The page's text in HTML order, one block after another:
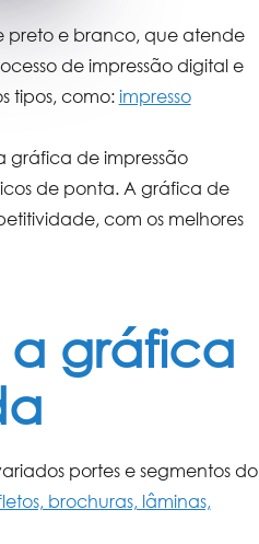
preto e branco, que atende
de impressão digital e
tipos, como: impresso
gráfica de impressão
de ponta. A gráfica de
com os melhores
a gráfica
portes e segmentos do
brochuras, lâminas,